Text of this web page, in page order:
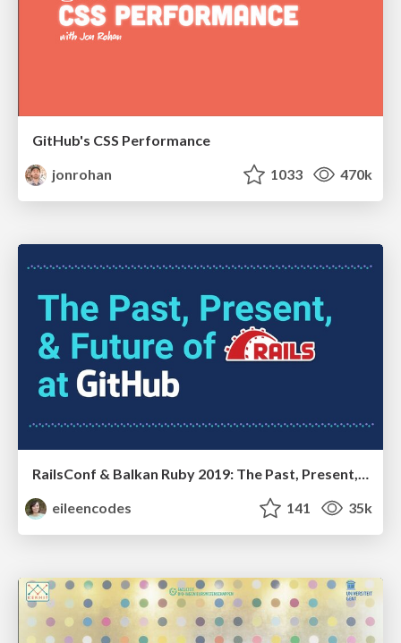
GitHub's CSS Performance
jonrohan
1033 470k
eileencodes
141 35k